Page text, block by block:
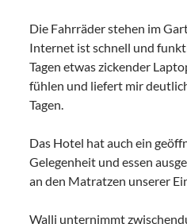
Die Fahrräder stehen im
Internet ist schnell und
Tagen etwas zickender
fühlen und liefert mir
Tagen.
Das Hotel hat auch ein
Gelegenheit und essen
an den Matratzen unserer
Walli unternimmt